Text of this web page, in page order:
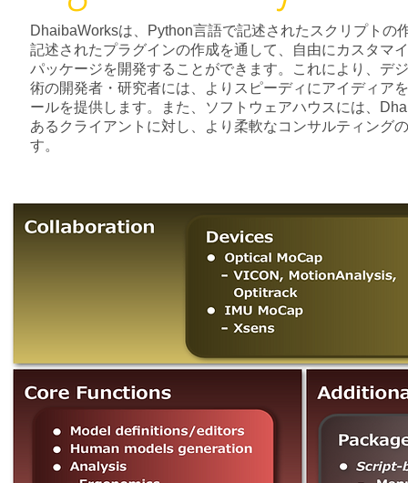
DhaibaWorksは、Python言語で記述されたスクリプトの
記述されたプラグインの作成を通して、自由にカスタマ
パッケージを開発することができます。これにより、デ
術の開発者・研究者には、よりスピーディにアイディア
ールを提供します。また、ソフトウェアハウスには、
あるクライアントに対し、より柔軟なコンサルティング
す。